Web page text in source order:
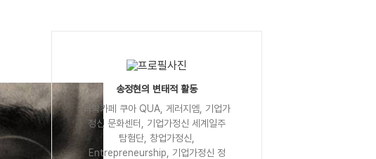
송정현의 변태적 활동
과학카페 쿠아 QUA, 게러지엠, 기업가
정신 문화센터, 기업가정신 세계일주
탐험단, 창업가정신,
Entrepreneurship, 기업가정신 정